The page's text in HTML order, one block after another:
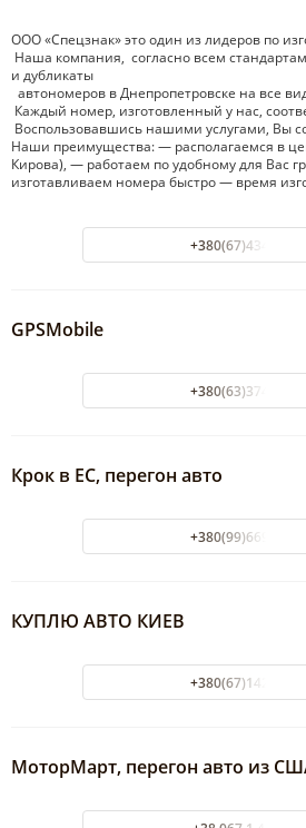
OOО «Спецзнак» это один из лидеров по
Наша компания, согласно всем
и дубликаты
автономеров в Днепропетровске на все
Каждый номер, изготовленный у нас,
Воспользовавшись нашими услугами, Вы
Наши преимущества: — располагаемся в
Кирова), — работаем по удобному для Вас
изготавливаем номера быстро — время
+380(67)434-25-46
GPSMobile
+380(63)374-47-67
Крок в ЕС, перегон авто
+380(99)669-15-57
КУПЛЮ АВТО КИЕВ
+380(67)142-49-89
МоторМарт, перегон авто из